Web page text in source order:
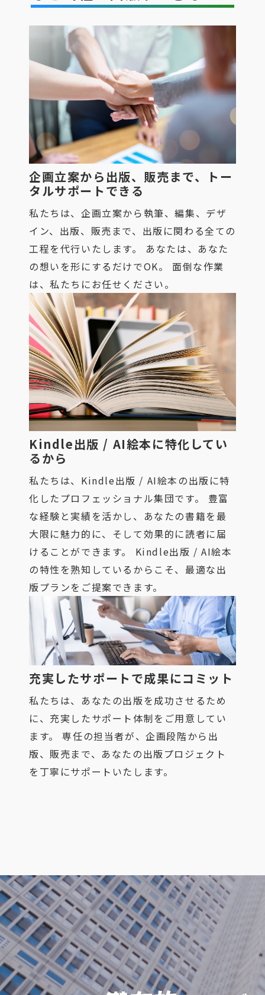
企画立案から出版、販売まで、トー
タルサポートできる
私たちは、企画立案から執筆、編集、デザ
イン、出版、販売まで、出版に関わる全ての
工程を代行いたします。 あなたは、あなた
の想いを形にするだけでOK。 面倒な作業
は、私たちにお任せください。
Kindle出版 / AI絵本に特化してい
るから
私たちは、Kindle出版 / AI絵本の出版に特
化したプロフェッショナル集団です。 豊富
な経験と実績を活かし、あなたの書籍を最
大限に魅力的に、そして効果的に読者に届
けることができます。 Kindle出版 / AI絵本
の特性を熟知しているからこそ、最適な出
版プランをご提案できます。
充実したサポートで成果にコミット
私たちは、あなたの出版を成功させるため
に、充実したサポート体制をご用意してい
ます。 専任の担当者が、企画段階から出
版、販売まで、あなたの出版プロジェクト
を丁寧にサポートいたします。